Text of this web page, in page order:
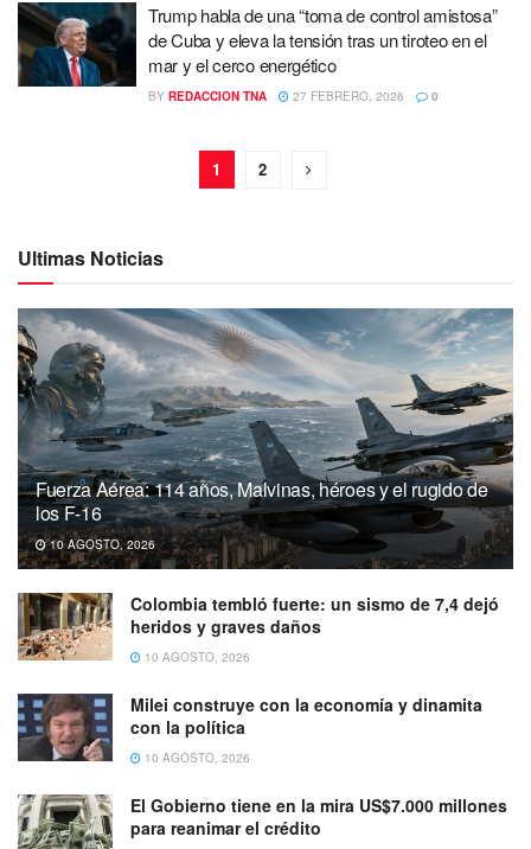
Trump habla de una “toma de control amistosa”
de Cuba y eleva la tensión tras un tiroteo en el
mar y el cerco energético
BY REDACCION TNA 27 FEBRERO, 2026 0
1 2
Ultimas Noticias
Fuerza Aérea: 114 años, Malvinas, héroes y el rugido de
los F-16
10 AGOSTO, 2026
Colombia tembló fuerte: un sismo de 7,4 dejó
heridos y graves daños
10 AGOSTO, 2026
Milei construye con la economía y dinamita
con la política
10 AGOSTO, 2026
El Gobierno tiene en la mira US$7.000 millones
para reanimar el crédito